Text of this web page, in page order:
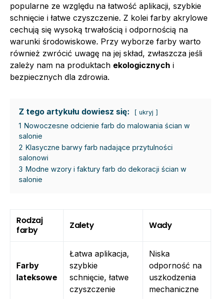
popularne ze względu na łatwość aplikacji, szybkie
schnięcie i łatwe czyszczenie. Z kolei farby akrylowe
cechują się wysoką trwałością i odpornością na
warunki środowiskowe. Przy wyborze farby warto
również zwrócić uwagę na jej skład, zwłaszcza jeśli
zależy nam na produktach ekologicznych i
bezpiecznych dla zdrowia.
Z tego artykułu dowiesz się: ukryj
1 Nowoczesne odcienie farb do malowania ścian w
salonie
2 Klasyczne barwy farb nadające przytulności
salonowi
3 Modne wzory i faktury farb do dekoracji ścian w
salonie
Rodzaj
farby
Zalety Wady
Farby
lateksowe
Łatwa aplikacja,
szybkie
schnięcie, łatwe
czyszczenie
Niska
odporność na
uszkodzenia
mechaniczne